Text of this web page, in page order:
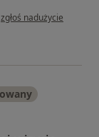
w opinii użytkownika
zgłoś nadużycie